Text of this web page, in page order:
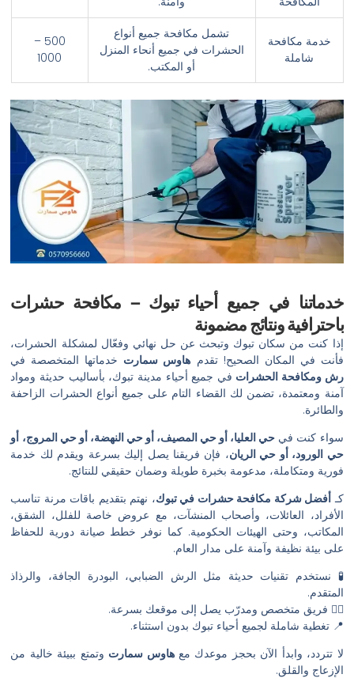
خدمة مكافحة
شاملة
تشمل مكافحة جميع أنواع
الحشرات في جميع أنحاء المنزل
أو المكتب.
500 –
1000
خدماتنا في جميع أحياء تبوك – مكافحة حشرات
باحترافية ونتائج مضمونة
إذا كنت من سكان تبوك وتبحث عن حل نهائي وفعّال لمشكلة الحشرات،
فأنت في المكان الصحيح! تقدم هاوس سمارت خدماتها المتخصصة في
رش ومكافحة الحشرات في جميع أحياء مدينة تبوك، بأساليب حديثة ومواد
آمنة ومعتمدة، تضمن لك القضاء التام على جميع أنواع الحشرات الزاحفة
والطائرة.
سواء كنت في حي العليا، أو حي المصيف، أو حي النهضة، أو حي المروج، أو
حي الورود، أو حي الريان، فإن فريقنا يصل إليك بسرعة ويقدم لك خدمة
فورية ومتكاملة، مدعومة بخبرة طويلة وضمان حقيقي للنتائج.
كـ أفضل شركة مكافحة حشرات في تبوك، نهتم بتقديم باقات مرنة تناسب
الأفراد، العائلات، وأصحاب المنشآت، مع عروض خاصة للفلل، الشقق،
المكاتب، وحتى الهيئات الحكومية. كما نوفر خطط صيانة دورية للحفاظ
على بيئة نظيفة وآمنة على مدار العام.
🧪 نستخدم تقنيات حديثة مثل الرش الضبابي، البودرة الجافة، والرذاذ
المتقدم.
👷‍♂️ فريق متخصص ومدرّب يصل إلى موقعك بسرعة.
📍 تغطية شاملة لجميع أحياء تبوك بدون استثناء.
لا تتردد، وابدأ الآن بحجز موعدك معهاوس سمارت وتمتع ببيئة خالية من
الإزعاج والقلق.